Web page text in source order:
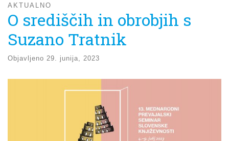
AKTUALNO
O središčih in obrobjih s
Suzano Tratnik
Objavljeno 29. junija, 2023